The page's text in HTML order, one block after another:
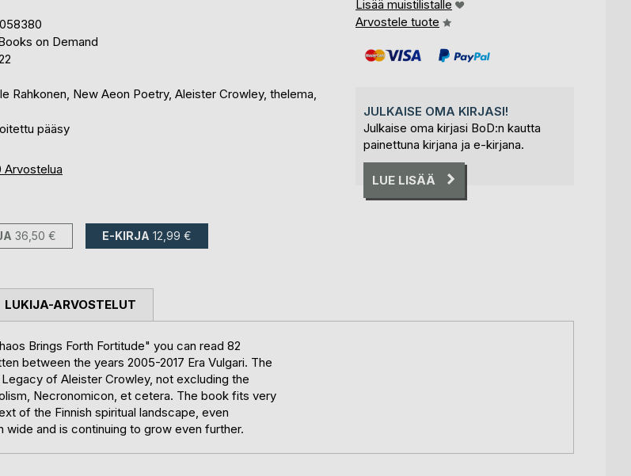
on Demand
Rahkonen, New Aeon Poetry, Aleister Crowley, thelema,
pääsy
Arvostelua
36,50 € E-KIRJA 12,99 €
Lisää muistilistalle
Arvostele tuote
JULKAISE OMA KIRJASI!
Julkaise oma kirjasi BoD:n kautta
painettuna kirjana ja e-kirjana.
LUE LISÄÄ
Brings Forth Fortitude" you can read 82
between the years 2005-2017 Era Vulgari. The
of Aleister Crowley, not excluding the
Necronomicon, et cetera. The book fits very
of the Finnish spiritual landscape, even
and is continuing to grow even further.
LUKIJA-ARVOSTELUT